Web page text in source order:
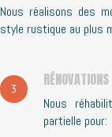
Nous réalisons des
style rustique au plus
3
Nous
partielle pour: